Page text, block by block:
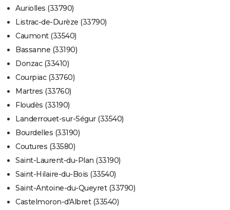
Auriolles (33790)
Listrac-de-Durèze (33790)
Caumont (33540)
Bassanne (33190)
Donzac (33410)
Courpiac (33760)
Martres (33760)
Floudès (33190)
Landerrouet-sur-Ségur (33540)
Bourdelles (33190)
Coutures (33580)
Saint-Laurent-du-Plan (33190)
Saint-Hilaire-du-Bois (33540)
Saint-Antoine-du-Queyret (33790)
Castelmoron-d'Albret (33540)